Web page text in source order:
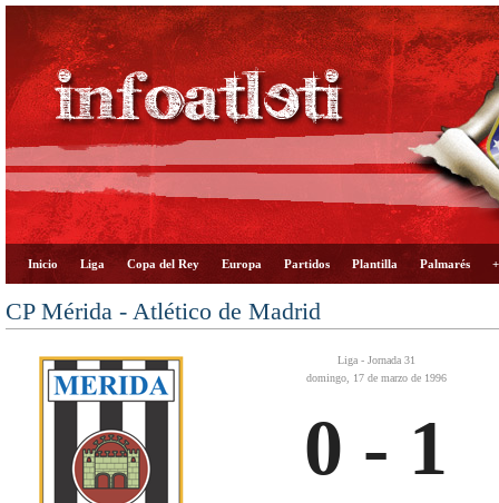
Inicio Liga Copa del Rey Europa Partidos Plantilla Palmarés
CP Mérida - Atlético de Madrid
Liga - Jornada 31
domingo, 17 de marzo de 1996
0 - 1